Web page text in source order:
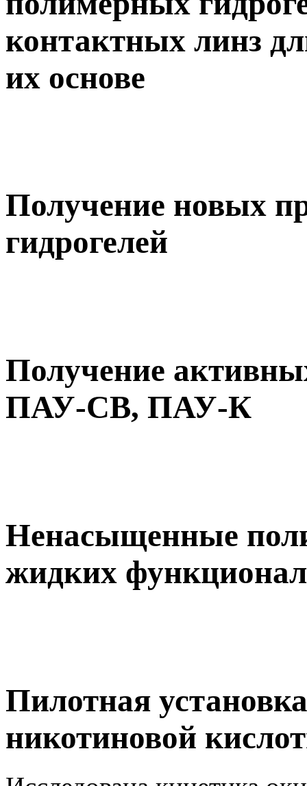
контактных линз
их основе
Получение новых
гидрогелей
Получение
ПАУ-СВ, ПАУ-К
Ненасыщенные
жидких
Пилотная
никотиновой